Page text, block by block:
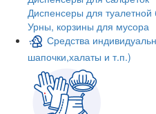
Диспенсеры для туалетной
Урны, корзины для мусора
Средства
шапочки,халаты и т.п.)